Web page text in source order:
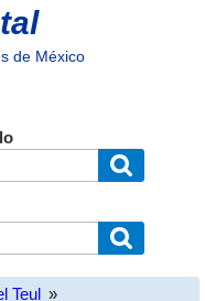
de México
Teul »